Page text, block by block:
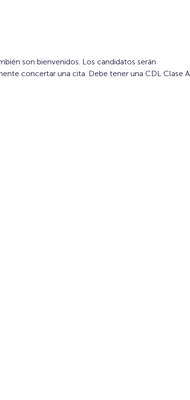
concertar una cita. Debe tener una CDL Clase A